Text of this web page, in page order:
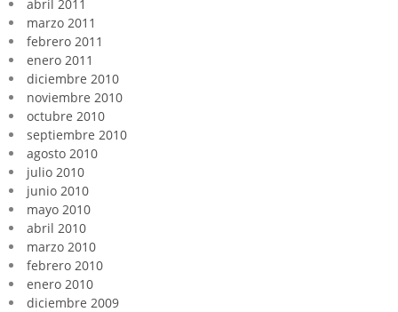
abril 2011
marzo 2011
febrero 2011
enero 2011
diciembre 2010
noviembre 2010
octubre 2010
septiembre 2010
agosto 2010
julio 2010
junio 2010
mayo 2010
abril 2010
marzo 2010
febrero 2010
enero 2010
diciembre 2009